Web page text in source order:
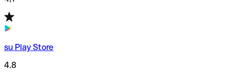
su Play Store
4.8